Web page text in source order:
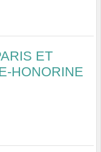
ET
HONORINE